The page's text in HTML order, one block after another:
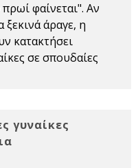
φαίνεται". Αν
ξεκινά άραγε, η
κατακτήσει
σε σπουδαίες
γυναίκες